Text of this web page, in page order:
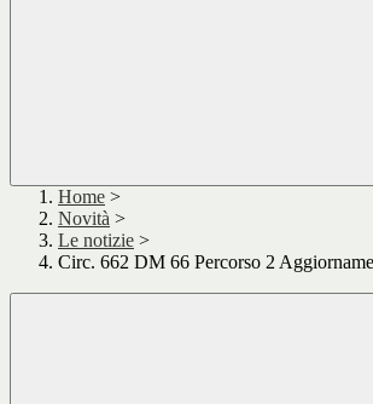
Home >
Novità >
Le notizie >
Circ. 662 DM 66 Percorso 2